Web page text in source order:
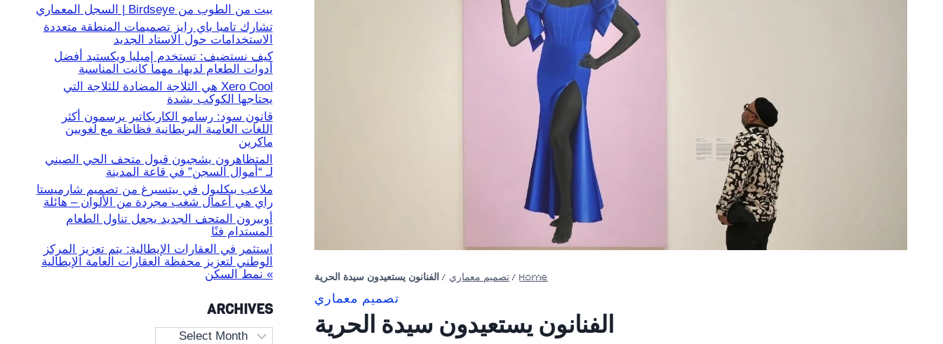
Home
/ تصميم معماري / الفنانون يستعيدون سيدة الحرية
تصميم معماري
الفنانون يستعيدون سيدة الحرية
بيت من الطوب من Birdseye | السجل المعماري
تشارك تامبا باي رايز تصميمات المنطقة متعددة
الاستخدامات حول الاستاد الجديد
كيف نستضيف: تستخدم إميليا ويكستيد أفضل
أدوات الطعام لديها، مهما كانت المناسبة
Xero Cool هي الثلاجة المضادة للثلاجة التي
يحتاجها الكوكب بشدة
قانون سود: رسامو الكاريكاتير يرسمون أكثر
اللغات العامية البريطانية فظاظة مع لغويين
ماكرين
المتظاهرون يشجبون قبول متحف الحي الصيني
لـ “أموال السجن” في قاعة المدينة
ملاعب بيكلبول في بيتسبرغ من تصميم شارميستا
راي هي أعمال شغب مجردة من الألوان – هائلة
أوبيرون المتحف الجديد يجعل تناول الطعام
المستدام فنًا
استثمر في العقارات الإيطالية: يتم تعزيز المركز
الوطني لتعزيز محفظة العقارات العامة الإيطالية
» نمط السكن
ARCHIVES
Archives